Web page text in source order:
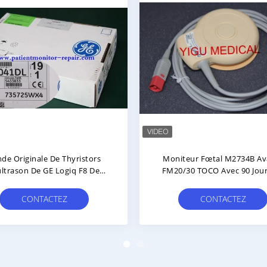
Foetale TOCO Original
Du Moniteur M2734B
CONTACTEZ
M2734B Sonde À
MP Sonde De
CONTACTEZ